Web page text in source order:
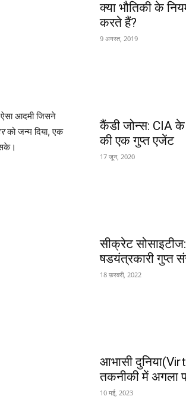
आदमी जिसने
को जन्म दिया, एक
क्या भौतिकी के
करते हैं?
9 अगस्त, 2019
कैंडी जोन्स: CIA के
की एक गुप्त एजेंट
17 जून, 2020
सीक्रेट
षडयंत्रकारी गुप्त
18 फ़रवरी, 2022
आभासी
तकनीकी में अगला
10 मई, 2023